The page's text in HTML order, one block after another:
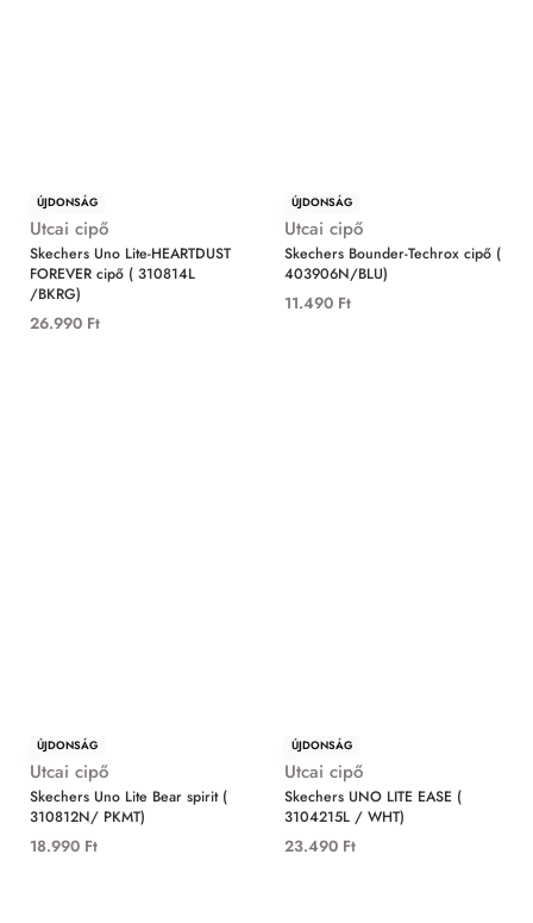
ÚJDONSÁG
Utcai cipő
Skechers Uno Lite-HEARTDUST
FOREVER cipő ( 310814L
/BKRG)
26.990 Ft
ÚJDONSÁG
Utcai cipő
Skechers Bounder-Techrox cipő (
403906N/BLU)
11.490 Ft
ÚJDONSÁG
Utcai cipő
Skechers Uno Lite Bear spirit (
310812N/ PKMT)
18.990 Ft
ÚJDONSÁG
Utcai cipő
Skechers UNO LITE EASE (
3104215L / WHT)
23.490 Ft